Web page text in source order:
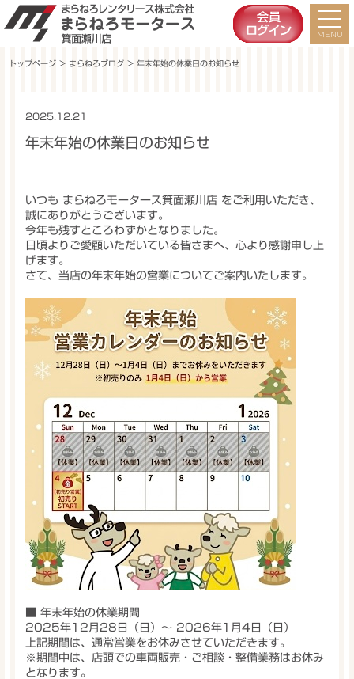
トップページ ＞ まらねろブログ ＞ 年末年始の休業日のお知らせ
2025.12.21
年末年始の休業日のお知らせ
いつも まらねろモータース箕面瀬川店 をご利用いただき、
誠にありがとうございます。
今年も残すところわずかとなりました。
日頃よりご愛顧いただいている皆さまへ、心より感謝申し上
げます。
さて、当店の年末年始の営業についてご案内いたします。
■ 年末年始の休業期間
2025年12月28日（日）〜 2026年1月4日（日）
上記期間は、通常営業をお休みさせていただきます。
※期間中は、店頭での車両販売・ご相談・整備業務はお休み
となります。